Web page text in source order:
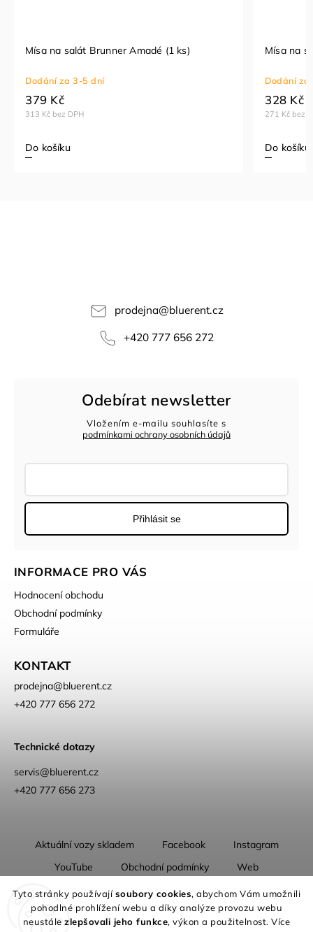
Tyto stránky používajísoubory cookies, abychom Vám umožnili
pohodlné prohlížení webu a díky analýze provozu webu
neustálezlepšovali jeho funkce, výkon a použitelnost. Více
Mísa na salát Brunner Amadé (1 ks)
Dodání za 3-5 dní
313 Kč bez DPH
379 Kč
Do košíku
Mísa na
Dodání
271 Kč bez
328 Kč
Do košíku
prodejna@bluerent.cz
+420 777 656 272
Odebírat newsletter
Vložením e-mailu souhlasíte s
podmínkami ochrany osobních údajů
Přihlásit se
INFORMACE PRO VÁS
Hodnocení obchodu
Obchodní podmínky
Formuláře
KONTAKT
prodejna@bluerent.cz
+420 777 656 272
Technické dotazy
servis@bluerent.cz
+420 777 656 273
Aktuální vozy skladem Facebook
Instagram
YouTube
Obchodní podmínky
Web
O nás